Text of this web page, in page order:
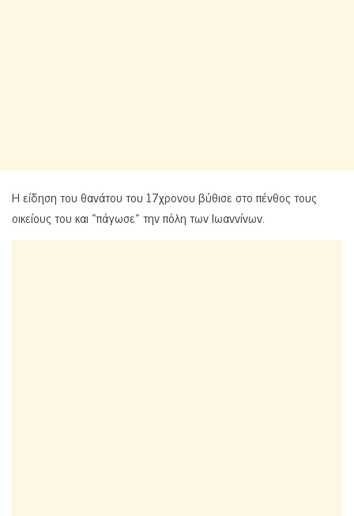
Η είδηση του θανάτου του 17χρονου βύθισε στο πένθος τους
οικείους του και «πάγωσε» την πόλη των Ιωαννίνων.